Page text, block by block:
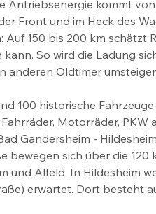
Antriebsenergie kommt
Front und im Heck des
150 bis 200 km schätzt
So wird die Ladung
anderen Oldtimer
100 historische
Motorräder, PKW
Gandersheim -
bewegen sich über die 120
und Alfeld. In Hildesheim
erwartet. Dort besteht